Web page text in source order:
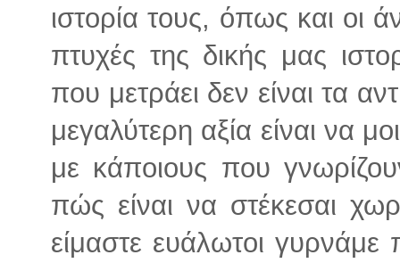
ιστορία τους, όπως και οι
πτυχές της δικής μας
που μετράει δεν είναι τα
μεγαλύτερη αξία είναι να
με κάποιους που
πώς είναι να στέκεσαι
είμαστε ευάλωτοι